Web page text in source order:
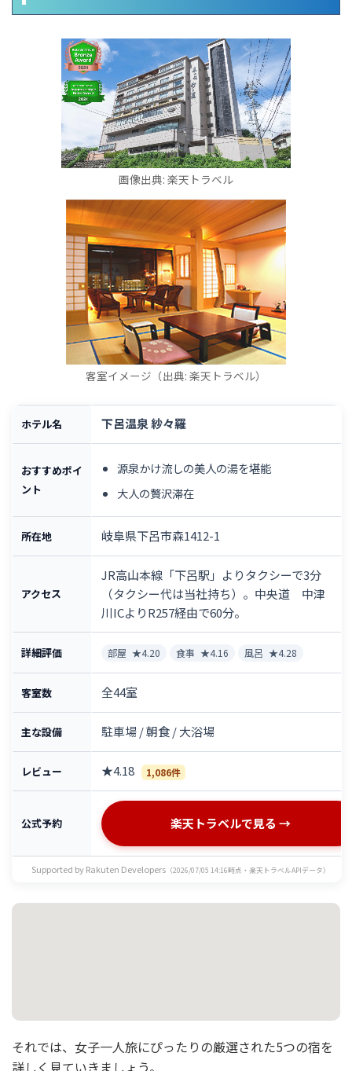
画像出典: 楽天トラベル
客室イメージ（出典: 楽天トラベル）
ホテル名 下呂温泉 紗々羅
おすすめポイ
ント
源泉かけ流しの美人の湯を堪能
大人の贅沢滞在
所在地 岐阜県下呂市森1412-1
アクセス
JR高山本線「下呂駅」よりタクシーで3分
（タクシー代は当社持ち）。中央道 中津
川ICよりR257経由で60分。
詳細評価 部屋 ★4.20 食事 ★4.16 風呂 ★4.28
客室数 全44室
主な設備 駐車場 / 朝食 / 大浴場
レビュー ★4.18 1,086件
公式予約 楽天トラベルで見る →
Supported by Rakuten Developers （2026/07/05 14:16時点・楽天トラベルAPIデータ）
それでは、女子一人旅にぴったりの厳選された5つの宿を
詳しく見ていきましょう。